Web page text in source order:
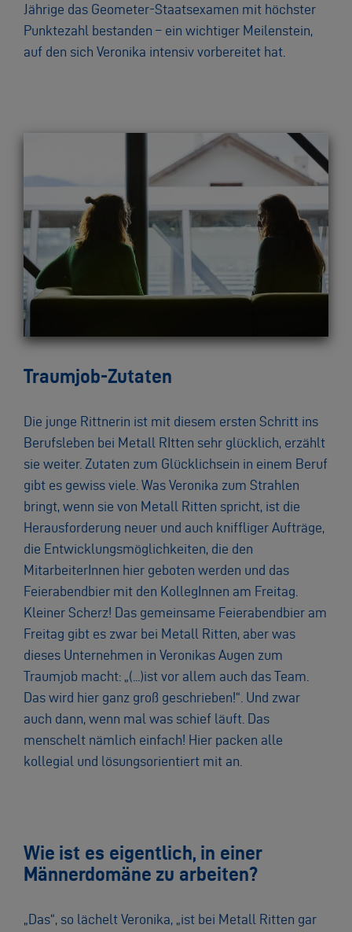
Jährige das Geometer-Staatsexamen mit höchster
Punktezahl bestanden – ein wichtiger Meilenstein,
auf den sich Veronika intensiv vorbereitet hat.
Traumjob-Zutaten
Die junge Rittnerin ist mit diesem ersten Schritt ins
Berufsleben bei Metall RItten sehr glücklich, erzählt
sie weiter. Zutaten zum Glücklichsein in einem Beruf
gibt es gewiss viele. Was Veronika zum Strahlen
bringt, wenn sie von Metall Ritten spricht, ist die
Herausforderung neuer und auch kniffliger Aufträge,
die Entwicklungsmöglichkeiten, die den
MitarbeiterInnen hier geboten werden und das
Feierabendbier mit den KollegInnen am Freitag.
Kleiner Scherz! Das gemeinsame Feierabendbier am
Freitag gibt es zwar bei Metall Ritten, aber was
dieses Unternehmen in Veronikas Augen zum
Traumjob macht: „(...)ist vor allem auch das Team.
Das wird hier ganz groß geschrieben!“. Und zwar
auch dann, wenn mal was schief läuft. Das
menschelt nämlich einfach! Hier packen alle
kollegial und lösungsorientiert mit an.
Wie ist es eigentlich, in einer
Männerdomäne zu arbeiten?
„Das“, so lächelt Veronika, „ist bei Metall Ritten gar